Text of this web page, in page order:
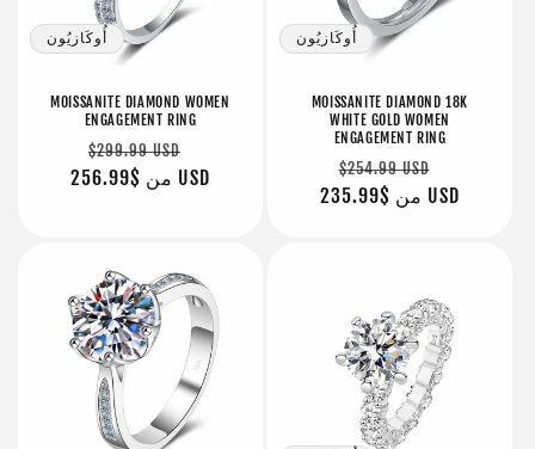
أُوكَازيُون
MOISSANITE DIAMOND WOMEN
ENGAGEMENT RING
سعر
عادي
$299.99 USD
البيع
من $256.99 USD
أُوكَازيُون
MOISSANITE DIAMOND 18K
WHITE GOLD WOMEN
ENGAGEMENT RING
سعر
عادي
$254.99 USD
البيع
من $235.99 USD